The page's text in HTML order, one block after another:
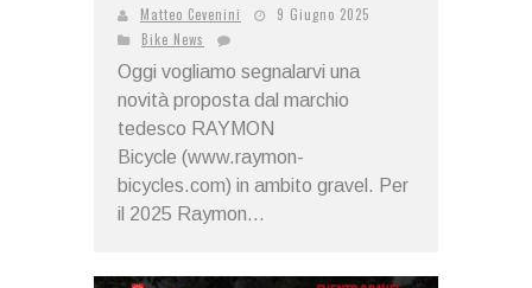
Matteo Cevenini
9 Giugno 2025
Bike News
Oggi vogliamo segnalarvi una
novità proposta dal marchio
tedesco RAYMON
Bicycle (www.raymon-
bicycles.com) in ambito gravel. Per
il 2025 Raymon...